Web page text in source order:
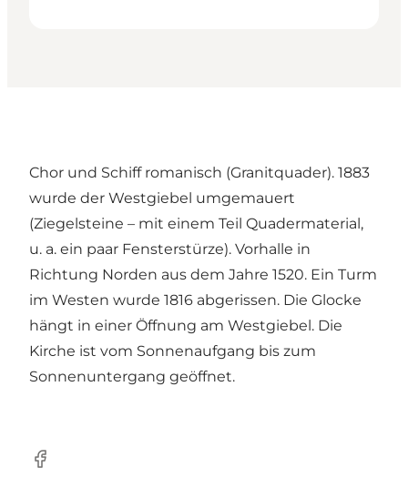
Chor und Schiff romanisch (Granitquader). 1883
wurde der Westgiebel umgemauert
(Ziegelsteine – mit einem Teil Quadermaterial,
u. a. ein paar Fensterstürze). Vorhalle in
Richtung Norden aus dem Jahre 1520. Ein Turm
im Westen wurde 1816 abgerissen. Die Glocke
hängt in einer Öffnung am Westgiebel. Die
Kirche ist vom Sonnenaufgang bis zum
Sonnenuntergang geöffnet.
Facebook